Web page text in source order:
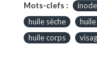
Mots-clefs :
huile sèche
huile corps